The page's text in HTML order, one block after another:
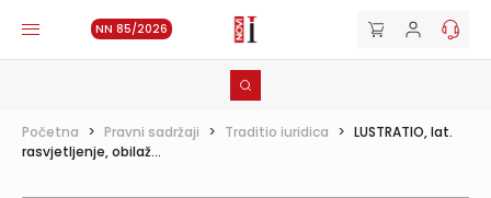
NN 85/2026
Početna > Pravni sadržaji > Traditio iuridica > LUSTRATIO, lat.
rasvjetljenje, obilaž...